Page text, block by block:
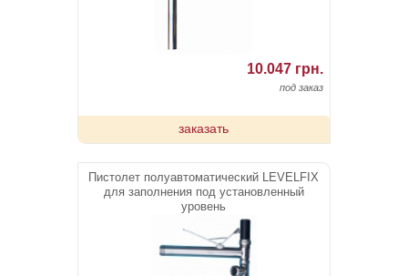
10.047 грн.
под заказ
заказать
Пистолет полуавтоматический LEVELFIX
для заполнения под установленный
уровень